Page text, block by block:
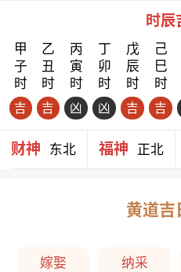
时辰
甲
子
时
吉
乙
丑
时
吉
丙
寅
时
凶
丁
卯
时
凶
戊
辰
时
吉
己
巳
时
吉
财神 东北 福神 正北
黄道吉
嫁娶 纳采